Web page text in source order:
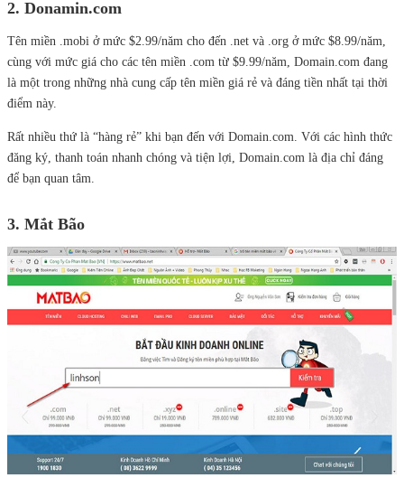
2. Donamin.com
Tên miền .mobi ở mức $2.99/năm cho đến .net và .org ở mức $8.99/năm,
cùng với mức giá cho các tên miền .com từ $9.99/năm, Domain.com đang
là một trong những nhà cung cấp tên miền giá rẻ và đáng tiền nhất tại thời
điểm này.
Rất nhiều thứ là “hàng rẻ” khi bạn đến với Domain.com. Với các hình thức
đăng ký, thanh toán nhanh chóng và tiện lợi, Domain.com là địa chỉ đáng
để bạn quan tâm.
3. Mắt Bão